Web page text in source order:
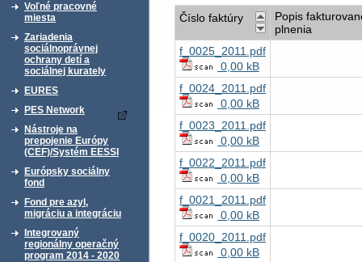
Voľné pracovné
miesta
Zariadenia
sociálnoprávnej
ochrany detí a
sociálnej kurately
EURES
PES Network
Nástroje na
prepojenie Európy
(CEF)/Systém EESSI
Európsky sociálny
fond
Fond pre azyl,
migráciu a integráciu
Integrovaný
regionálny operačný
program 2014 - 2020
Číslo faktúry
Popis
plnenia
f_0025_2011.pdf
0,00 kB
f_0024_2011.pdf
0,00 kB
f_0023_2011.pdf
0,00 kB
f_0022_2011.pdf
0,00 kB
f_0021_2011.pdf
0,00 kB
f_0020_2011.pdf
0,00 kB